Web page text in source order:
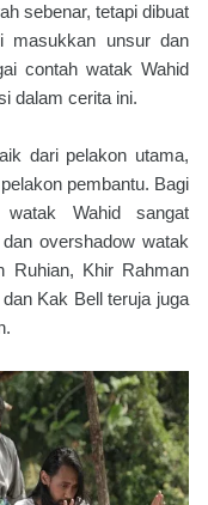
sebenar, tetapi dibuat
masukkan unsur dan
contah watak Wahid
dalam cerita ini.
dari pelakon utama,
pembantu. Bagi
Wahid sangat
overshadow watak
Ruhian, Khir Rahman
Kak Bell teruja juga